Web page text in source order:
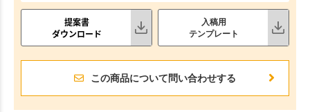
提案書
ダウンロード
入稿用
テンプレート
この商品について問い合わせする